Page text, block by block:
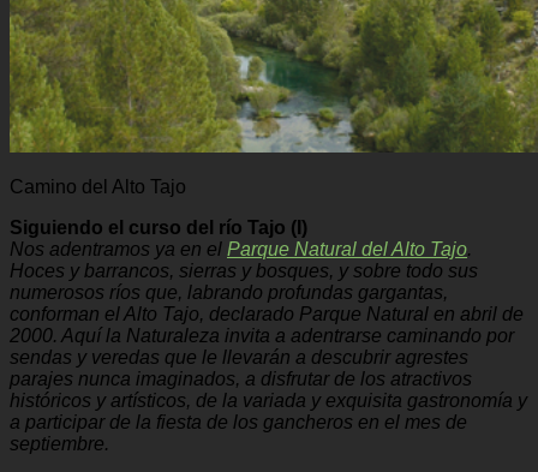
Camino del Alto Tajo
Siguiendo el curso del río Tajo (I)
Nos adentramos ya en el Parque Natural del Alto Tajo.
Hoces y barrancos, sierras y bosques, y sobre todo sus
numerosos ríos que, labrando profundas gargantas,
conforman el Alto Tajo, declarado Parque Natural en abril de
2000. Aquí la Naturaleza invita a adentrarse caminando por
sendas y veredas que le llevarán a descubrir agrestes
parajes nunca imaginados, a disfrutar de los atractivos
históricos y artísticos, de la variada y exquisita gastronomía y
a participar de la fiesta de los gancheros en el mes de
septiembre.